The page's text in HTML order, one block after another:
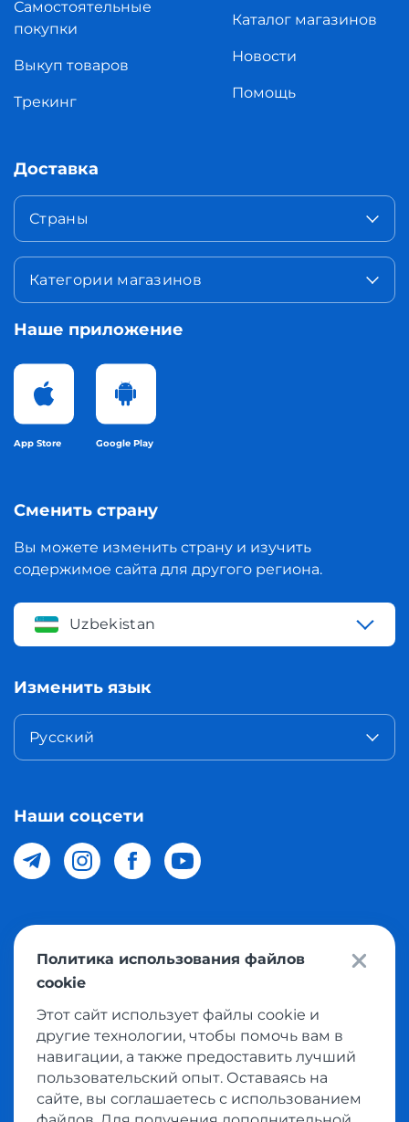
Самостоятельные
покупки
Выкуп товаров
Трекинг
Каталог магазинов
Новости
Помощь
Доставка
Страны
Категории магазинов
Наше приложение
App Store Google Play
Сменить страну
Вы можете изменить страну и изучить
содержимое сайта для другого региона.
Uzbekistan
Изменить язык
Русский
Наши соцсети
© 2026 Meest Shopping доставка покупок с интернет
магазинов мира в Узбекистан. Все права защищены
Политика конфиденциальности
Условия использования сервисом выкупа товаров
Политика использования файлов
cookie
Этот сайт использует файлы cookie и
другие технологии, чтобы помочь вам в
навигации, а также предоставить лучший
пользовательский опыт. Оставаясь на
сайте, вы соглашаетесь с использованием